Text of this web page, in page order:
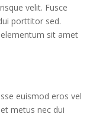
velit. Fusce
porttitor sed.
sit amet
euismod eros vel
metus nec dui